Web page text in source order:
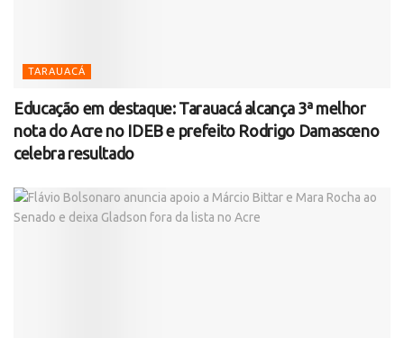
TARAUACÁ
Educação em destaque: Tarauacá alcança 3ª melhor
nota do Acre no IDEB e prefeito Rodrigo Damasceno
celebra resultado